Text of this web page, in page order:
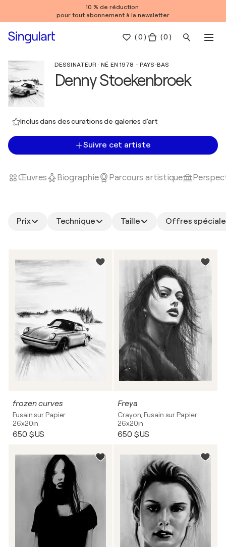
10 % de réduction
pour tout abonnement à la newsletter
(0 ) ( 0 )
DESSINATEUR · NÉ EN 1978 - PAYS-BAS
Denny Stoekenbroek
Inclus dans des curations de galeries d'art
Suivre cet artiste
Œuvres Biographie Parcours artistique
Prix Technique Taille Offres
frozen curves
Fusain sur Papier
26x20in
650 $US
Freya
Crayon, Fusain sur Papier
26x20in
650 $US